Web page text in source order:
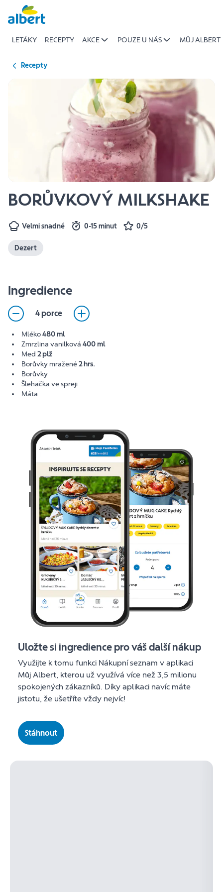
Přeskočit
LETÁKY RECEPTY AKCE POUZE U NÁS MŮJ ALBERT
Recepty
BORŮVKOVÝ MILKSHAKE
Velmi snadné 0-15 minut 0/5
Dezert
Ingredience
4 porce
Mléko480 ml
Zmrzlina vanilková 400 ml
Med 2 plž
Borůvky mražené2 hrs.
Borůvky
Šlehačka ve spreji
Máta
Uložte si ingredience pro váš další nákup
Využijte k tomu funkci Nákupní seznam v aplikaci
Můj Albert, kterou už využívá více než 3,5 milionu
spokojených zákazníků. Díky aplikaci navíc máte
jistotu, že ušetříte vždy nejvíc!
Stáhnout